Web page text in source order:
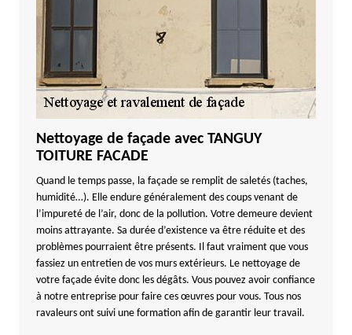
Nettoyage de façade avec TANGUY
TOITURE FACADE
Quand le temps passe, la façade se remplit de saletés (taches,
humidité…). Elle endure généralement des coups venant de
l’impureté de l’air, donc de la pollution. Votre demeure devient
moins attrayante. Sa durée d’existence va être réduite et des
problèmes pourraient être présents. Il faut vraiment que vous
fassiez un entretien de vos murs extérieurs. Le nettoyage de
votre façade évite donc les dégâts. Vous pouvez avoir confiance
à notre entreprise pour faire ces œuvres pour vous. Tous nos
ravaleurs ont suivi une formation afin de garantir leur travail.